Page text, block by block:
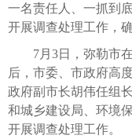
一名责任人、一抓到
开展调查处理工作，
7月3日，弥勒市在
后，市委、市政府高
政府副市长胡伟任组
和城乡建设局、环境
开展调查处理工作。